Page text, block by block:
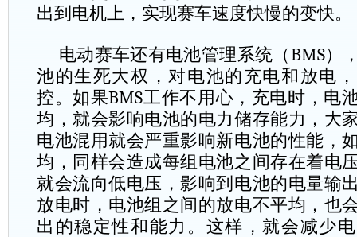
出到电机上，实现赛车速度快慢的变快。
电动赛车还有电池管理系统（BMS）
池的生死大权，对电池的充电和放电
控。如果BMS工作不用心，充电时，电
均，就会影响电池的电力储存能力，大
电池混用就会严重影响新电池的性能，
均，同样会造成每组电池之间存在着电
就会流向低电压，影响到电池的电量输
放电时，电池组之间的放电不平均，也
出的稳定性和能力。这样，就会减少